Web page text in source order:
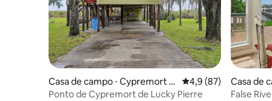
Casa de campo ⋅ Cypremort P
oint
4,9 de uma
4,9 (87)
Ponto de Cypremort de Lucky Pierre
Casa de
False